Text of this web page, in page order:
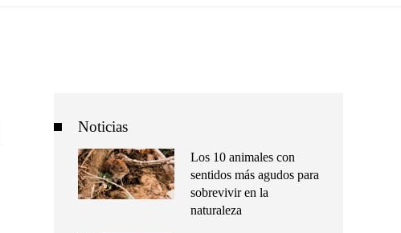
Noticias
Los 10 animales con
sentidos más agudos para
sobrevivir en la
naturaleza